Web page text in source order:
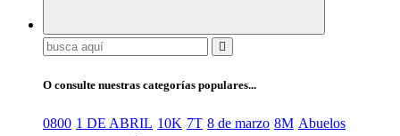
Buscar:
O consulte nuestras categorías populares...
0800 1 DE ABRIL 10K 7T 8 de marzo 8M Abuelos